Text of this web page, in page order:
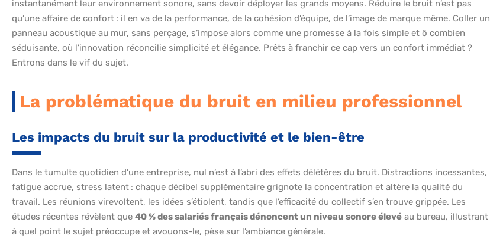
instantanément leur environnement sonore, sans devoir déployer les grands moyens. Réduire le bruit n’est pas
qu’une affaire de confort : il en va de la performance, de la cohésion d’équipe, de l’image de marque même. Coller un
panneau acoustique au mur, sans perçage, s’impose alors comme une promesse à la fois simple et ô combien
séduisante, où l’innovation réconcilie simplicité et élégance. Prêts à franchir ce cap vers un confort immédiat ?
Entrons dans le vif du sujet.
La problématique du bruit en milieu professionnel
Les impacts du bruit sur la productivité et le bien-être
Dans le tumulte quotidien d’une entreprise, nul n’est à l’abri des effets délétères du bruit. Distractions incessantes,
fatigue accrue, stress latent : chaque décibel supplémentaire grignote la concentration et altère la qualité du
travail. Les réunions virevoltent, les idées s’étiolent, tandis que l’efficacité du collectif s’en trouve grippée. Les
études récentes révèlent que 40 % des salariés français dénoncent un niveau sonore élevé au bureau, illustrant
à quel point le sujet préoccupe et avouons-le, pèse sur l’ambiance générale.